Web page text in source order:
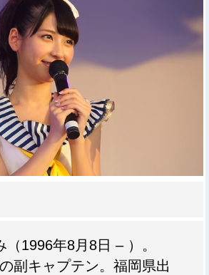
（1996年8月8日 – ）。
副キャプテン。福岡県出